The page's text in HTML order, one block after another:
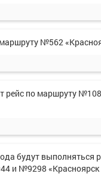
№562
рейс по маршруту
будут выполняться
и №9298